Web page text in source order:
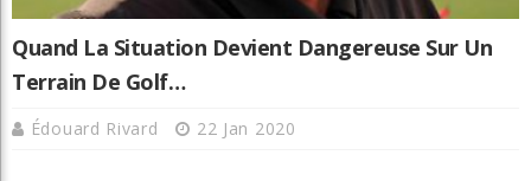
Quand La Situation Devient Dangereuse Sur Un
Terrain De Golf…
Édouard Rivard 22 Jan 2020